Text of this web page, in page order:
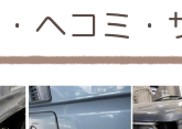
ヘコミ・